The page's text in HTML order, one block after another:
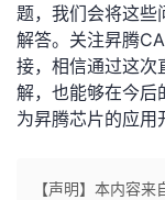
题，我们会将这些
解答。关注昇腾
接，相信通过这次
解，也能够在今后
为昇腾芯片的应用
【声明】本内容